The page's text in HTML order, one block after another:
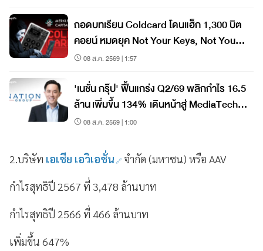
ถอดบทเรียน Coldcard โดนแฮ็ก 1,300 บิต
คอยน์ หมดยุค Not Your Keys, Not Your
Coins?
08 ส.ค. 2569 | 1:57
'เนชั่น กรุ๊ป' ฟื้นแกร่ง Q2/69 พลิกกำไร 16.5
ล้าน เพิ่มขึ้น 134% เดินหน้าสู่ MediaTech
เต็มรูปแบบ
08 ส.ค. 2569 | 1:00
2.บริษัท เอเชีย เอวิเอชั่น จำกัด (มหาชน) หรือ AAV
กำไรสุทธิปี 2567 ที่ 3,478 ล้านบาท
กำไรสุทธิปี 2566 ที่ 466 ล้านบาท
เพิ่มขึ้น 647%